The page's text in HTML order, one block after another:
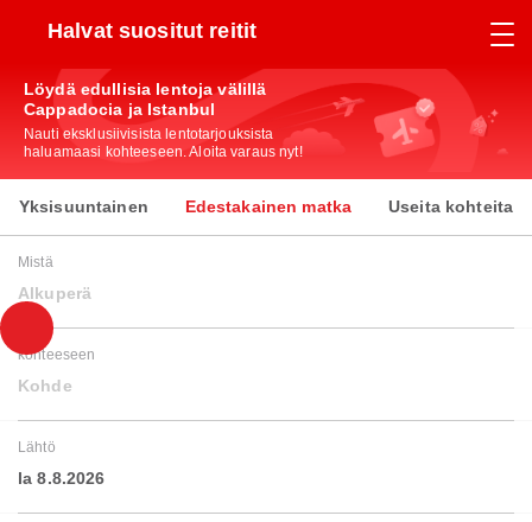
Halvat suositut reitit
Löydä edullisia lentoja välillä
Cappadocia ja Istanbul
Nauti eksklusiivisista lentotarjouksista
haluamaasi kohteeseen. Aloita varaus nyt!
Yksisuuntainen Edestakainen matka Useita kohteita
Mistä
Alkuperä
kohteeseen
Kohde
Lähtö
la 8.8.2026